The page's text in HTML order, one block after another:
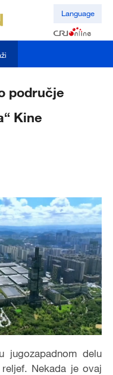
Language
područje
Kine
jugozapadnom delu
Nekada je ovaj